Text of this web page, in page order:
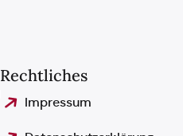
Rechtliches
Impressum